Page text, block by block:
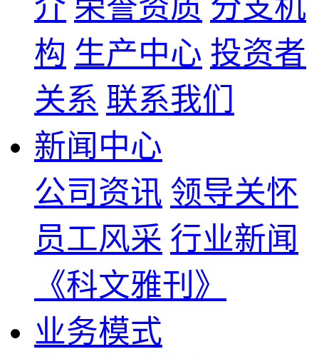
构 生产中心 投资者
关系 联系我们
新闻中心
公司资讯 领导关怀
员工风采 行业新闻
《科文雅刊》
业务模式